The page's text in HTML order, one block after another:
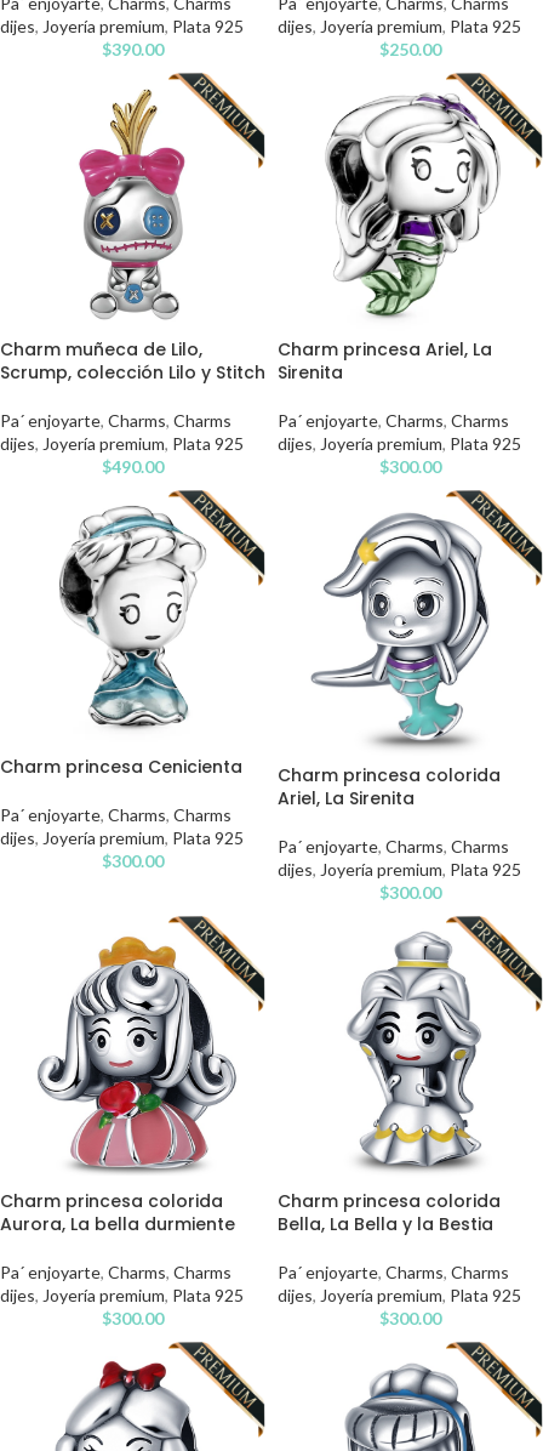
dijes, Joyería premium, Plata 925
$390.00
dijes, Joyería premium, Plata 925
$250.00
Charm muñeca de Lilo,
Scrump, colección Lilo y Stitch
Pa´ enjoyarte, Charms, Charms
dijes, Joyería premium, Plata 925
$490.00
Charm princesa Ariel, La
Sirenita
Pa´ enjoyarte, Charms, Charms
dijes, Joyería premium, Plata 925
$300.00
Charm princesa Cenicienta
Pa´ enjoyarte, Charms, Charms
dijes, Joyería premium, Plata 925
$300.00
Charm princesa colorida
Ariel, La Sirenita
Pa´ enjoyarte, Charms, Charms
dijes, Joyería premium, Plata 925
$300.00
Charm princesa colorida
Aurora, La bella durmiente
Pa´ enjoyarte, Charms, Charms
dijes, Joyería premium, Plata 925
$300.00
Charm princesa colorida
Bella, La Bella y la Bestia
Pa´ enjoyarte, Charms, Charms
dijes, Joyería premium, Plata 925
$300.00